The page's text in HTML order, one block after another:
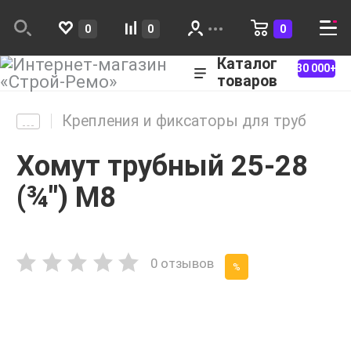
0 0 0
Каталог
товаров
30 000+
Крепления и фиксаторы для труб
Хомут трубный 25-28
(¾") М8
0 отзывов %